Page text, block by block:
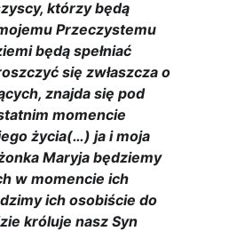
którzy będą
Przeczystemu
będą spełniać
się zwłaszcza o
znajda się pod
momencie
życia(…) ja i moja
Maryja będziemy
w momencie ich
ich osobiście do
króluje nasz Syn